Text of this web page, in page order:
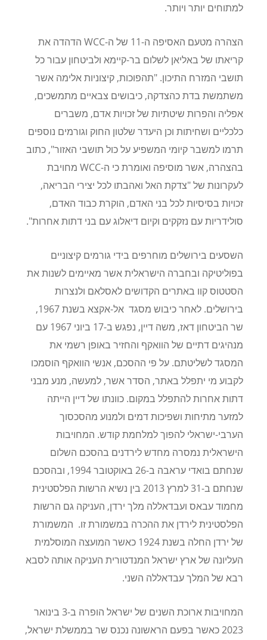
למתוחים יותר ויותר.
הצהרה מטעם האסיפה ה-11 של ה-WCC הדהדה את
קריאתו של באליאן לשלום בר-קיימא ולביטחון עבור כל
תושבי המזרח התיכון. "תהפוכות, קיצוניות אלימה אשר
משתמשת בדת כהצדקה, כיבושים צבאיים מתמשכים,
אפליה והפרות שיטתיות של זכויות אדם, משברים
כלכליים ושחיתות וכן היעדר שלטון החוק וגורמים נוספים
תרמו למשבר קיומי המשפיע על כול תושבי האזור", כתוב
בהצהרה, אשר מוסיפה ואומרת כי ה-WCC מחויבת
לעקרונות של "צדקת האל ואהבתו לכל יצירי הבריאה,
זכויות בסיסיות לכל בני האדם, הוקרת כבוד האדם,
סולידריות עם נזקקים וקיום דיאלוג עם בני דתות אחרות".
השסעים בירושלים מוחרפים בידי גורמים קיצוניים
בפוליטיקה ובחברה הישראלית אשר מאיימים לשנות את
הסטטוס קוו באתרים הקדושים לאסלאם ולנצרות
בירושלים. לאחר כיבוש מסגד אל-אקצא בשנת 1967,
שר הביטחון דאז, משה דיין, נפגש ב-17 ביוני 1967 עם
מנהיגים דתיים של הוואקף והחזיר באופן רשמי את
המסגד לשליטתם. על פי ההסכם, אנשי הוואקף הוסמכו
לקבוע מי יתפלל באתר, הסדר אשר, למעשה, מנע מבני
דתות אחרות להתפלל במקום. כוונתו של דיין הייתה
למזער מתיחות ושפיכות דמים ולמנוע מהסכסוך
הערבי-ישראלי להפוך למלחמת קודש. המחויבות
הישראלית נמסרה מחדש לירדנים בהסכם השלום
שנחתם בואדי עראבה ב-26 באוקטובר 1994, ובהסכם
שנחתם ב-31 למרץ 2013 בין נשיא הרשות הפלסטינית
מחמוד עבאס ועבדאללה מלך ירדן, העניקה גם הרשות
הפלסטינית לירדן את ההכרה במשמורת זו. המשמורת
של ירדן החלה בשנת 1924 כאשר המועצה המוסלמית
העליונה של ארץ ישראל המנדטורית העניקה אותה לסבא
רבא של המלך עבדאללה השני.
המחויבות ארוכת השנים של ישראל הופרה ב-3 בינואר
2023 כאשר בפעם הראשונה נכנס שר בממשלת ישראל,